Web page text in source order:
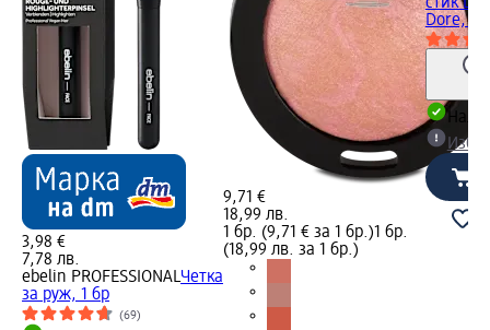
3,98 €
7,78 лв.
ebelin PROFESSIONALЧетка
за руж, 1 бр
(69)
9,71 €
18,99 лв.
1 бр. (9,71 € за 1 бр.)1 бр.
(18,99 лв. за 1 бр.)
стик
Dore, 1